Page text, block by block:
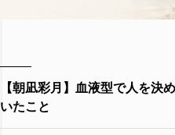
【朝凪彩月】血液型で人を決
いたこと